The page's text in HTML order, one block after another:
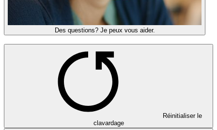
Des questions? Je peux vous aider.
Réinitialiser le
clavardage